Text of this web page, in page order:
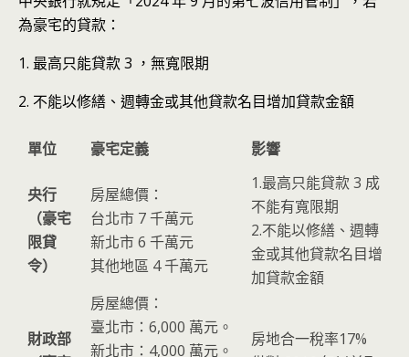
為豪宅的貸款：
1. 最高只能貸款 3 ，無寬限期
2. 不能以修繕、週轉金或其他貸款名目增加貸款金額
單位 豪宅定義 影響
央行
（豪宅
限貸
令）
房屋總價：
台北市 7 千萬元
新北市 6 千萬元
其他地區 4 千萬元
1.最高只能貸款 3 成
不能有寬限期
2.不能以修繕、週轉
金或其他貸款名目增
加貸款金額
財政部
房屋總價：
臺北市：6,000 萬元。
新北市：4,000 萬元。
房地合一稅率17%